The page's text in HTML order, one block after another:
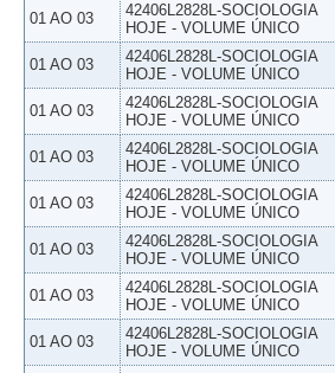
01 AO 03
42406L2828L-SOCIOLOGIA
HOJE - VOLUME ÚNICO
01 AO 03
42406L2828L-SOCIOLOGIA
HOJE - VOLUME ÚNICO
01 AO 03
42406L2828L-SOCIOLOGIA
HOJE - VOLUME ÚNICO
01 AO 03
42406L2828L-SOCIOLOGIA
HOJE - VOLUME ÚNICO
01 AO 03
42406L2828L-SOCIOLOGIA
HOJE - VOLUME ÚNICO
01 AO 03
42406L2828L-SOCIOLOGIA
HOJE - VOLUME ÚNICO
01 AO 03
42406L2828L-SOCIOLOGIA
HOJE - VOLUME ÚNICO
01 AO 03
42406L2828L-SOCIOLOGIA
HOJE - VOLUME ÚNICO